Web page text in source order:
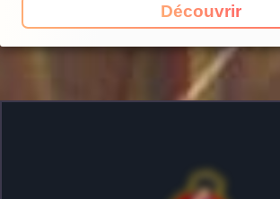
Découvrir